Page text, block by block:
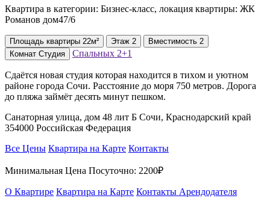
Квартира в категории: Бизнес-класс, локация квартиры: ЖК
Романов дом47/6
Площадь квартиры 22м² Этаж 2 Вместимость 2
Комнат Студия Спальных 2+1
Сдаётся новая студия которая находится в тиxом и уютном
районе города Сoчи. Расстояние до моря 750 метров. Дорога
до пляжа займёт десять минут пешком.
Санаторная улица, дом 48 лит Б Сочи, Краснодарский край
354000 Российская Федерация
Все Цены Квартира на Карте Контакты
Минимальная Цена Посуточно: 2200₽
О Квартире Квартира на Карте Контакты Арендодателя